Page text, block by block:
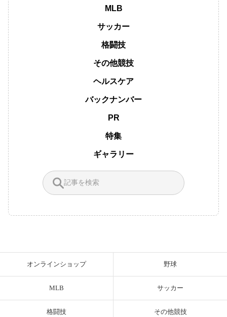
MLB
サッカー
格闘技
その他競技
ヘルスケア
バックナンバー
PR
特集
ギャラリー
オンラインショップ 野球
MLB サッカー
格闘技 その他競技